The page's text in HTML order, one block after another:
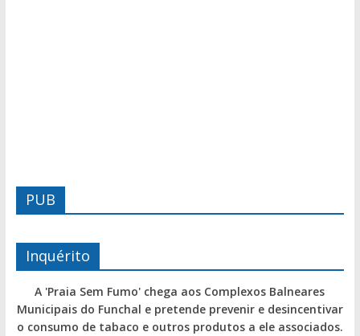
PUB
Inquérito
A 'Praia Sem Fumo' chega aos Complexos Balneares
Municipais do Funchal e pretende prevenir e desincentivar
o consumo de tabaco e outros produtos a ele associados.